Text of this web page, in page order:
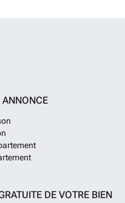
ANNONCE
DE VOTRE BIEN